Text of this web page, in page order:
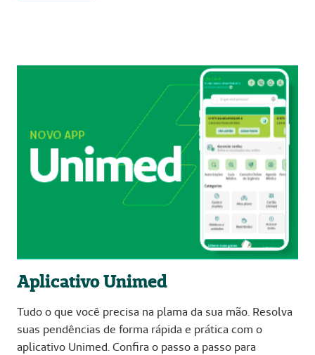
Aplicativo Unimed
Tudo o que você precisa na plama da sua mão. Resolva
suas pendências de forma rápida e prática com o
aplicativo Unimed. Confira o passo a passo para